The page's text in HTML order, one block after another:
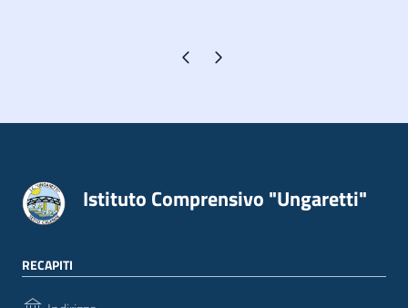
Pagina precedente
Pagina successiva
Istituto Comprensivo "Ungaretti"
RECAPITI